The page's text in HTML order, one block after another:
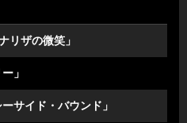
リザの微笑」
」
サイド・バウンド」